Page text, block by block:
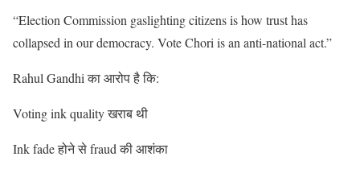
“Election Commission gaslighting citizens is how trust has
collapsed in our democracy. Vote Chori is an anti-national act.”
Rahul Gandhi का आरोप है कि:
Voting ink quality खराब थी
Ink fade होने से fraud की आशंका